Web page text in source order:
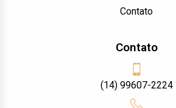
Contato
Contato
(14) 99607-2224